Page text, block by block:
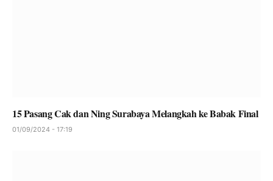
15 Pasang Cak dan Ning Surabaya Melangkah ke Babak Final
01/09/2024 - 17:19